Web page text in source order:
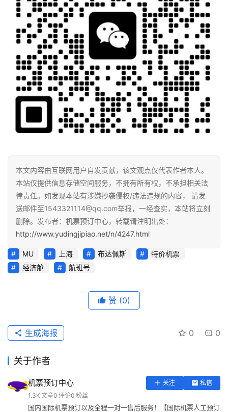
本文内容由互联网用户自发贡献，该文观点仅代表作者本人。
本站仅提供信息存储空间服务，不拥有所有权，不承担相关法
律责任。如发现本站有涉嫌抄袭侵权/违法违规的内容， 请发
送邮件至1543321114@qq.com举报，一经查实，本站将立刻
删除。发布者：机票预订中心，转载请注明出处：
http://www.yudingjipiao.net/n/4247.html
MU 上海 布达佩斯
特价机票
经济舱
航班号
赞 (0)
0 0
生成海报
关于作者
机票预订中心 关注
私信
1.3K 文章0 评论0 粉丝
国内国际机票预订以及全程一对一售后服务！【国际机票人工预订